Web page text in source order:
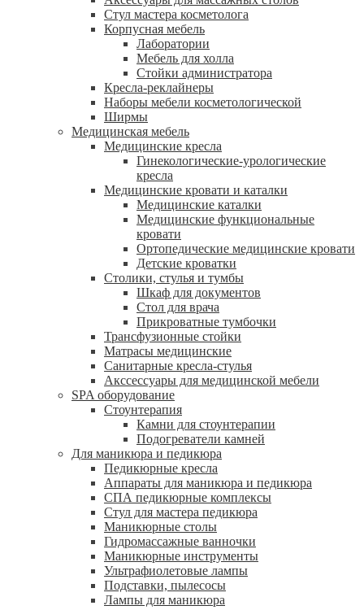
Стул мастера косметолога
Корпусная мебель
Лаборатории
Мебель для холла
Стойки администратора
Кресла-реклайнеры
Наборы мебели косметологической
Ширмы
Медицинская мебель
Медицинские кресла
Гинекологические-урологические
кресла
Медицинские кровати и каталки
Медицинские каталки
Медицинские функциональные
кровати
Ортопедические медицинские кровати
Детские кроватки
Столики, стулья и тумбы
Шкаф для документов
Стол для врача
Прикроватные тумбочки
Трансфузионные стойки
Матрасы медицинские
Санитарные кресла-стулья
Акссессуары для медицинской мебели
SPA оборудование
Стоунтерапия
Камни для стоунтерапии
Подогреватели камней
Для маникюра и педикюра
Педикюрные кресла
Аппараты для маникюра и педикюра
СПА педикюрные комплексы
Стул для мастера педикюра
Маникюрные столы
Гидромассажные ванночки
Маникюрные инструменты
Ультрафиолетовые лампы
Подставки, пылесосы
Лампы для маникюра